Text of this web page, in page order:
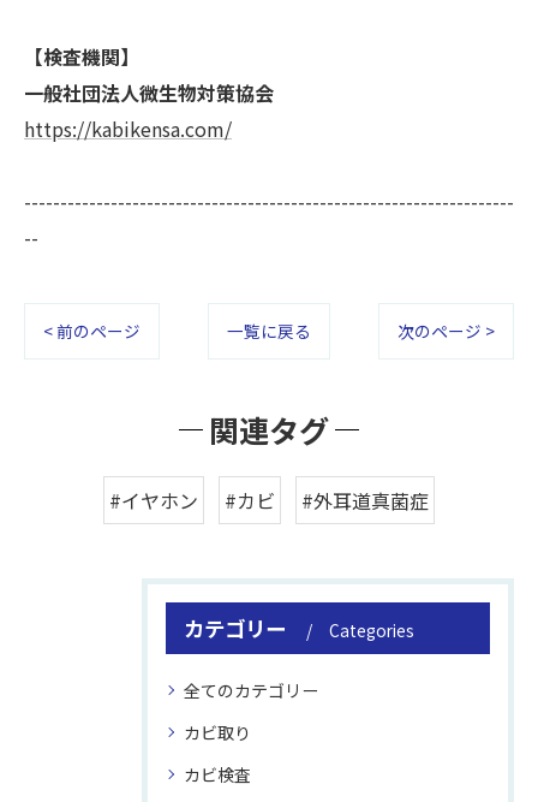
【検査機関】
一般社団法人微生物対策協会
https://kabikensa.com/
--------------------------------------------------------------------
--
< 前のページ 一覧に戻る 次のページ >
関連タグ
#イヤホン #カビ #外耳道真菌症
カテゴリー Categories
全てのカテゴリー
カビ取り
カビ検査